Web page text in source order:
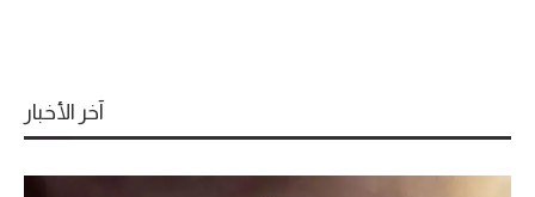
آخر الأخبار